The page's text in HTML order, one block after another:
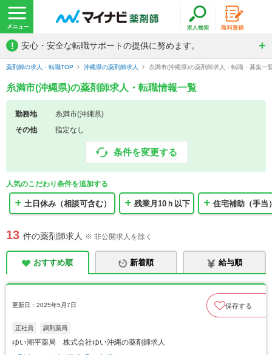
! 安心・安全な転職サポートの提供に努めます。
薬剤師の求人・転職TOP 沖縄県の薬剤師求人 糸満市(沖縄県)の薬剤師求人・転職・募集一
糸満市(沖縄県)の薬剤師求人・転職情報一覧
勤務地
糸満市(沖縄県)
その他
指定なし
条件を変更する
人気のこだわり条件を追加する
土日休み（相談可含む） 残業月10ｈ以下 住宅補助（手当
13 件の薬剤師求人 ※ 非公開求人を除く
おすすめ順 新着順 給与順
更新日：2025年5月7日 保存する
正社員 調剤薬局
ゆい潮平薬局 株式会社ゆい沖縄の薬剤師求人